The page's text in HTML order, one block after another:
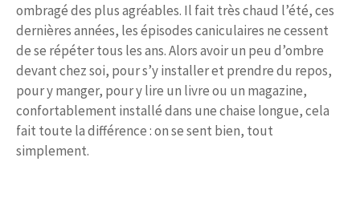
ombragé des plus agréables. Il fait très chaud l’été, ces
dernières années, les épisodes caniculaires ne cessent
de se répéter tous les ans. Alors avoir un peu d’ombre
devant chez soi, pour s’y installer et prendre du repos,
pour y manger, pour y lire un livre ou un magazine,
confortablement installé dans une chaise longue, cela
fait toute la différence : on se sent bien, tout
simplement.